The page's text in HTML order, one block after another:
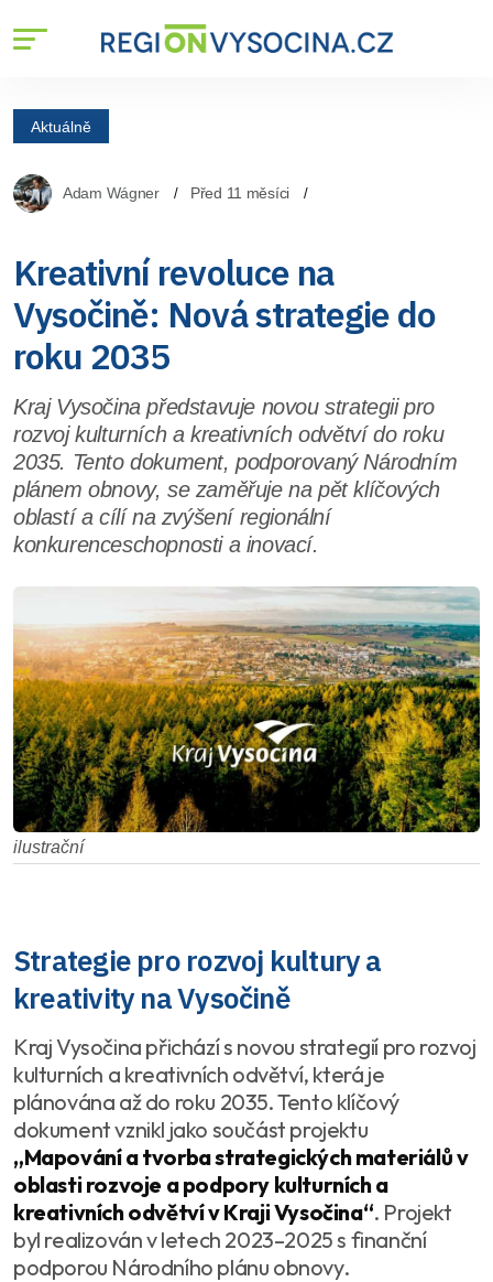
Aktuálně
Adam Wágner Před 11 měsíci
Kreativní revoluce na
Vysočině: Nová strategie do
roku 2035
Kraj Vysočina představuje novou strategii pro
rozvoj kulturních a kreativních odvětví do roku
2035. Tento dokument, podporovaný Národním
plánem obnovy, se zaměřuje na pět klíčových
oblastí a cílí na zvýšení regionální
konkurenceschopnosti a inovací.
ilustrační
Strategie pro rozvoj kultury a
kreativity na Vysočině
Kraj Vysočina přichází s novou strategií pro rozvoj
kulturních a kreativních odvětví, která je
plánována až do roku 2035. Tento klíčový
dokument vznikl jako součást projektu
„Mapování a tvorba strategických materiálů v
oblasti rozvoje a podpory kulturních a
kreativních odvětví v Kraji Vysočina“. Projekt
byl realizován v letech 2023–2025 s finanční
podporou Národního plánu obnovy.